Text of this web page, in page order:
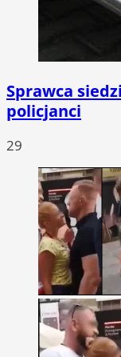
Sprawca
policjanci
29